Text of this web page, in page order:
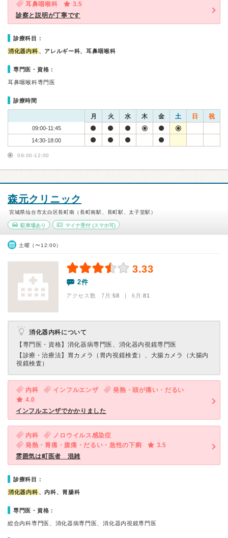
耳鼻咽喉科
3.5
診察と説明が丁寧です
診療科目：
消化器内科 、アレルギー科、耳鼻咽喉科
専門医・資格：
耳鼻咽喉科専門医
診療時間
月 火 水 木 金 土 日 祝
09:00-11:45
14:30-18:00
09:00-12:00
森元クリニック
宮城県仙台市太白区長町南（長町南駅、長町駅、太子堂駅）
駐車場あり マイナ受付(スマホ可)
土曜（〜12:00）
3.33
2件
アクセス数 7月:58 | 6月:81
消化器内科について
【専門医・資格】 消化器病専門医、消化器内視鏡専門医
【診療・治療法】 胃カメラ（胃内視鏡検査）、大腸カメラ（大腸内
視鏡検査）
内科 インフルエンザ
発熱・頭が痛い・だるい
4.0
インフルエンザでかかりました
内科
ノロウイルス感染症
発熱・胃痛・腹痛・だるい・急性の下痢
3.5
雰囲気は町医者 混雑
診療科目：
消化器内科 、内科、胃腸科
専門医・資格：
総合内科専門医、消化器病専門医、消化器内視鏡専門医